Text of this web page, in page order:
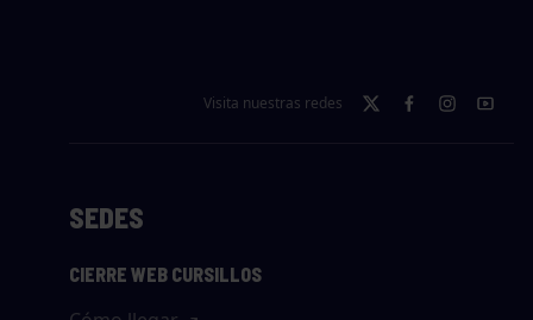
Visita nuestras redes
SEDES
CIERRE WEB CURSILLOS